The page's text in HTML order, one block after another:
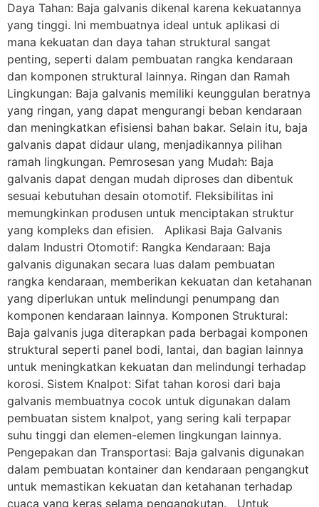
Daya Tahan: Baja galvanis dikenal karena kekuatannya
yang tinggi. Ini membuatnya ideal untuk aplikasi di
mana kekuatan dan daya tahan struktural sangat
penting, seperti dalam pembuatan rangka kendaraan
dan komponen struktural lainnya. Ringan dan Ramah
Lingkungan: Baja galvanis memiliki keunggulan beratnya
yang ringan, yang dapat mengurangi beban kendaraan
dan meningkatkan efisiensi bahan bakar. Selain itu, baja
galvanis dapat didaur ulang, menjadikannya pilihan
ramah lingkungan. Pemrosesan yang Mudah: Baja
galvanis dapat dengan mudah diproses dan dibentuk
sesuai kebutuhan desain otomotif. Fleksibilitas ini
memungkinkan produsen untuk menciptakan struktur
yang kompleks dan efisien. Aplikasi Baja Galvanis
dalam Industri Otomotif: Rangka Kendaraan: Baja
galvanis digunakan secara luas dalam pembuatan
rangka kendaraan, memberikan kekuatan dan ketahanan
yang diperlukan untuk melindungi penumpang dan
komponen kendaraan lainnya. Komponen Struktural:
Baja galvanis juga diterapkan pada berbagai komponen
struktural seperti panel bodi, lantai, dan bagian lainnya
untuk meningkatkan kekuatan dan melindungi terhadap
korosi. Sistem Knalpot: Sifat tahan korosi dari baja
galvanis membuatnya cocok untuk digunakan dalam
pembuatan sistem knalpot, yang sering kali terpapar
suhu tinggi dan elemen-elemen lingkungan lainnya.
Pengepakan dan Transportasi: Baja galvanis digunakan
dalam pembuatan kontainer dan kendaraan pengangkut
untuk memastikan kekuatan dan ketahanan terhadap
cuaca yang keras selama pengangkutan. Untuk